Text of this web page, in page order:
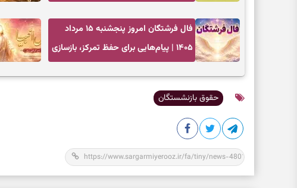
فال فرشتگان امروز پنجشنبه ۱۵ مرداد
۱۴۰۵ | پیام‌هایی برای حفظ تمرکز، بازسازی
حقوق بازنشستگان